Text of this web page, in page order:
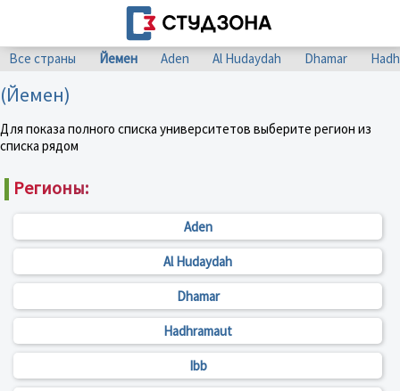
Все страны Йемен Aden Al Hudaydah Dhamar
(Йемен)
Для показа полного списка университетов выберите регион из
списка рядом
Регионы:
Aden
Al Hudaydah
Dhamar
Hadhramaut
Ibb